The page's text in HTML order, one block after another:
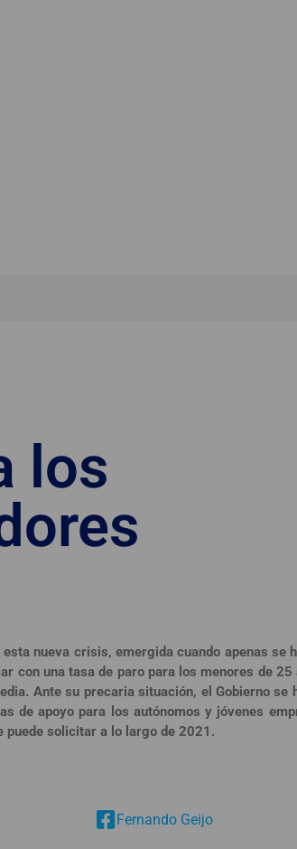
los
nueva crisis, emergida cuando apenas se
con una tasa de paro para los menores de 25
Ante su precaria situación, el Gobierno se
de apoyo para los autónomos y jóvenes
puede solicitar a lo largo de 2021.
Fernando Geijo